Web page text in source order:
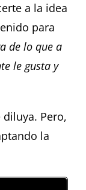
a la idea
para
de lo que a
le gusta y
Pero,
la